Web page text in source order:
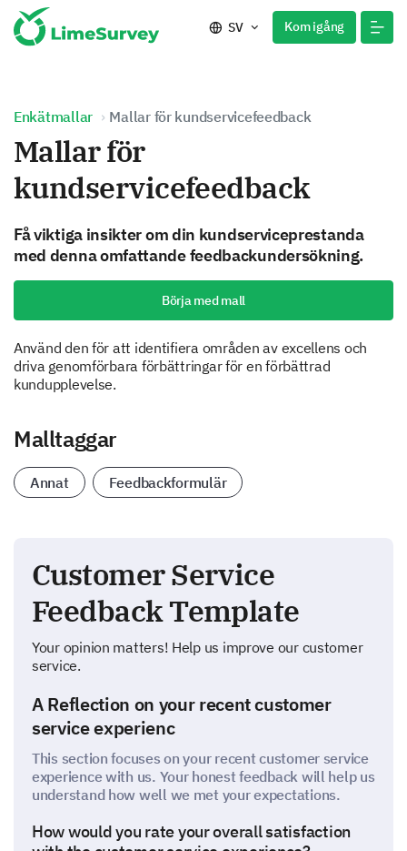
SV Kom igång
Enkätmallar Mallar för kundservicefeedback
Mallar för
kundservicefeedback
Få viktiga insikter om din kundserviceprestanda
med denna omfattande feedbackundersökning.
Börja med mall
Använd den för att identifiera områden av excellens och
driva genomförbara förbättringar för en förbättrad
kundupplevelse.
Malltaggar
Annat Feedbackformulär
Customer Service
Feedback Template
Your opinion matters! Help us improve our customer
service.
A Reflection on your recent customer
service experienc
This section focuses on your recent customer service
experience with us. Your honest feedback will help us
understand how well we met your expectations.
How would you rate your overall satisfaction